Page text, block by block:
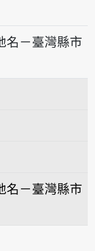
名－臺灣縣市
名－臺灣縣市